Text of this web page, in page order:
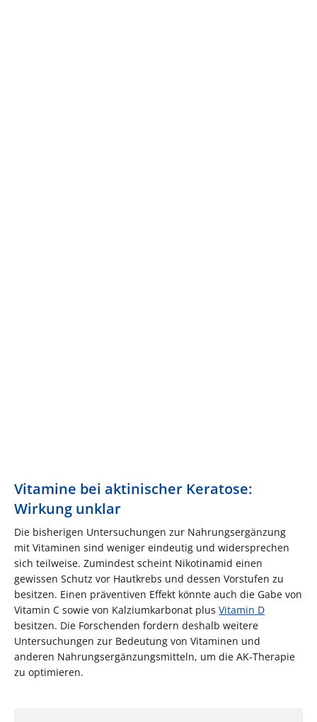
Vitamine bei aktinischer Keratose:
Wirkung unklar
Die bisherigen Untersuchungen zur Nahrungsergänzung
mit Vitaminen sind weniger eindeutig und widersprechen
sich teilweise. Zumindest scheint Nikotinamid einen
gewissen Schutz vor Hautkrebs und dessen Vorstufen zu
besitzen. Einen präventiven Effekt könnte auch die Gabe von
Vitamin C sowie von Kalziumkarbonat plus Vitamin D
besitzen. Die Forschenden fordern deshalb weitere
Untersuchungen zur Bedeutung von Vitaminen und
anderen Nahrungsergänzungsmitteln, um die AK-Therapie
zu optimieren.